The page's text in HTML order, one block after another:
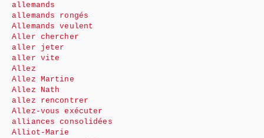
allemands
allemands rongés
Allemands veulent
Aller chercher
aller jeter
aller vite
Allez
Allez Martine
Allez Nath
allez rencontrer
Allez-vous exécuter
alliances consolidées
Alliot-Marie